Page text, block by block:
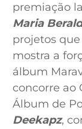
premiação
Maria
projetos
mostra a
álbum
concorre ao
Álbum de
Deekapz,